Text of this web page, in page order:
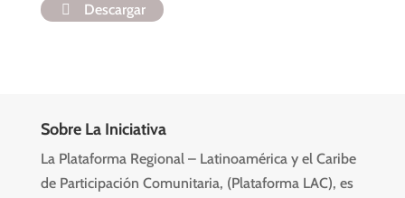
Descargar
Sobre La Iniciativa
La Plataforma Regional – Latinoamérica y el Caribe
de Participación Comunitaria, (Plataforma LAC), es